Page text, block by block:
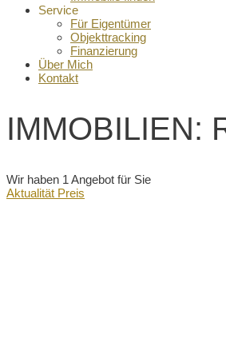
Service
Für Eigentümer
Objekttracking
Finanzierung
Über Mich
Kontakt
IMMOBILIEN:
Wir haben 1 Angebot für Sie
Aktualität Preis